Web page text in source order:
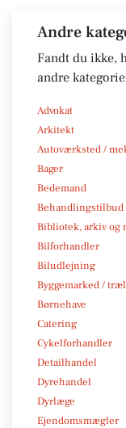
Andre
Fandt du ikke,
andre
Advokat
Arkitekt
Autoværksted /
Bager
Bedemand
Behandlingstilbud
Bibliotek, arkiv og
Bilforhandler
Biludlejning
Byggemarked /
Børnehave
Catering
Cykelforhandler
Detailhandel
Dyrehandel
Dyrlæge
Ejendomsmægler